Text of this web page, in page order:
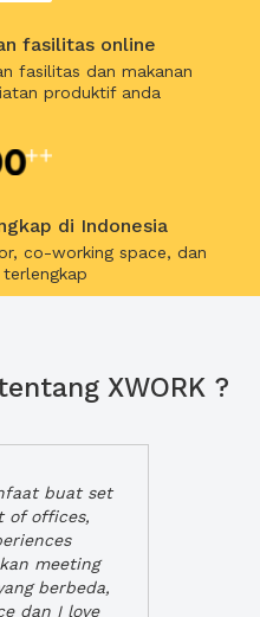
fasilitas online
fasilitas dan makanan
produktif anda
di Indonesia
co-working space, dan
XWORK ?
buat set
of offices,
meeting
berbeda,
dan I love